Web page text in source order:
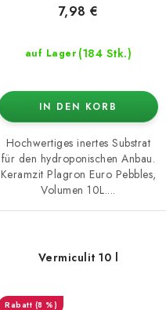
auf Lager (184 Stk.)
7,98 €
IN DEN KORB
Hochwertiges inertes Substrat
für den hydroponischen Anbau.
Keramzit Plagron Euro Pebbles,
Volumen 10L....
Vermiculit 10 l
(8 %)